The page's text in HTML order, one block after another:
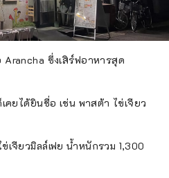
ซึ่งเสิร์ฟอาหารสุด
คยได้ยินชื่อ เช่น พาสต้า ไข่เจียว
จียวมิลล์เฟย น้ำหนักรวม 1,300